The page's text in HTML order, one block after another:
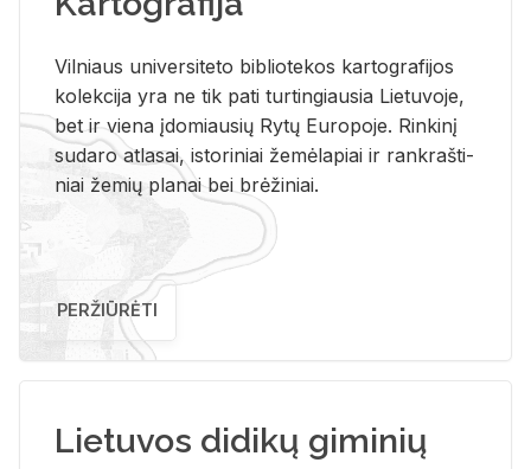
Vil­niaus uni­ver­si­te­to bi­b­lio­te­kos kar­to­gra­fi­jos
ko­lek­ci­ja yra ne tik pati tur­tin­giau­sia Lie­tu­vo­je,
bet ir vie­na įdo­miau­sių Rytų Eu­ro­po­je. Rin­ki­nį
su­da­ro at­la­sai, is­to­ri­niai že­mė­la­piai ir rank­raš­ti­
niai že­mių pla­nai bei brė­ži­niai.
PERŽIŪRĖTI
Lietuvos didikų giminių